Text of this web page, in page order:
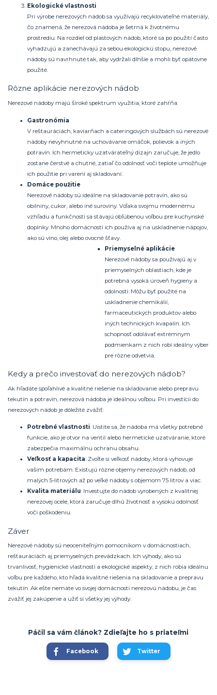
Ekologické vlastnosti
Pri výrobe nerezových nádob sa využívajú recyklovateľné materiály,
čo znamená, že nerezová nádoba je šetrná k životnému
prostrediu. Na rozdiel od plastových nádob, ktoré sa po použití často
vyhadzujú a zanechávajú za sebou ekologickú stopu, nerezové
nádoby sú navrhnuté tak, aby vydržali dlhšie a mohli byť opätovne
použité.
Rôzne aplikácie nerezových nádob
Nerezové nádoby majú široké spektrum využitia, ktoré zahŕňa:
Gastronómia
V reštauráciách, kaviarňach a cateringových službách sú nerezové
nádoby nevyhnutné na uchovávanie omáčok, polievok a iných
potravín. Ich hermeticky uzatvárateľný dizajn zaručuje, že jedlo
zostane čerstvé a chutné, zatiaľ čo odolnosť voči teplote umožňuje
ich použitie pri varení aj skladovaní.
Domáce použitie
Nerezové nádoby sú ideálne na skladovanie potravín, ako sú
obilniny, cukor, alebo iné suroviny. Vďaka svojmu modernému
vzhľadu a funkčnosti sa stávajú obľúbenou voľbou pre kuchynské
doplnky. Mnoho domácností ich používa aj na uskladnenie nápojov,
ako sú víno, olej alebo ovocné šťavy.
Priemyselné aplikácie
Nerezové nádoby sa používajú aj v
priemyselných oblastiach, kde je
potrebná vysoká úroveň hygieny a
odolnosti. Môžu byť použité na
uskladnenie chemikálií,
farmaceutických produktov alebo
iných technických kvapalín. Ich
schopnosť odolávať extrémnym
podmienkam z nich robí ideálny výber
pre rôzne odvetvia.
Kedy a prečo investovať do nerezových nádob?
Ak hľadáte spoľahlivé a kvalitné riešenie na skladovanie alebo prepravu
tekutín a potravín, nerezová nádoba je ideálnou voľbou. Pri investícii do
nerezových nádob je dôležité zvážiť:
Potrebné vlastnosti: Uistite sa, že nádoba má všetky potrebné
funkcie, ako je otvor na ventil alebo hermetické uzatváranie, ktoré
zabezpečia maximálnu ochranu obsahu.
Veľkosť a kapacita: Zvoľte si veľkosť nádoby, ktorá vyhovuje
vašim potrebám. Existujú rôzne objemy nerezových nádob, od
malých 5-litrových až po veľké nádoby s objemom 75 litrov a viac.
Kvalita materiálu: Investujte do nádob vyrobených z kvalitnej
nerezovej ocele, ktorá zaručuje dlhú životnosť a vysokú odolnosť
voči poškodeniu.
Záver
Nerezové nádoby sú neoceniteľným pomocníkom v domácnostiach,
reštauráciách aj priemyselných prevádzkach. Ich výhody, ako sú
trvanlivosť, hygienické vlastnosti a ekologické aspekty, z nich robia ideálnu
voľbu pre každého, kto hľadá kvalitné riešenia na skladovanie a prepravu
tekutín. Ak ešte nemáte vo svojej domácnosti nerezovú nádobu, je čas
zvážiť jej zakúpenie a užiť si všetky jej výhody.
Páčil sa vám článok? Zdieľajte ho s priateľmi
Facebook Twitter